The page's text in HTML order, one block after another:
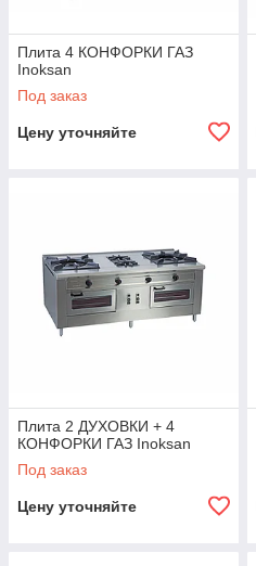
Плита 4 КОНФОРКИ ГАЗ
Inoksan
Под заказ
Цену уточняйте
Плита 2 ДУХОВКИ + 4
КОНФОРКИ ГАЗ Inoksan
Под заказ
Цену уточняйте